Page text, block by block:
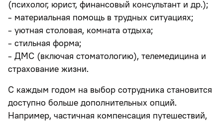
(психолог, юрист, финансовый консультант и др.);
- материальная помощь в трудных ситуациях;
- уютная столовая, комната отдыха;
- стильная форма;
- ДМС (включая стоматологию), телемедицина и
страхование жизни.
С каждым годом на выбор сотрудника становится
доступно больше дополнительных опций.
Например, частичная компенсация путешествий,